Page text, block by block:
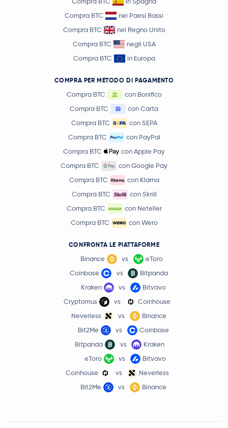
Compra BTC
nei Paesi Bassi
Compra BTC
nel Regno Unito
Compra BTC
negli USA
Compra BTC
in Europa
COMPRA PER METODO DI PAGAMENTO
Compra BTC
con Bonifico
Compra BTC
con Carta
Compra BTC
con SEPA
Compra BTC
con PayPal
Compra BTC
con Apple Pay
Compra BTC
con Google Pay
Compra BTC
con Klarna
Compra BTC
con Skrill
Compra BTC
con Neteller
Compra BTC
con Wero
CONFRONTA LE PIATTAFORME
Binance vs
eToro
Coinbase
vs
Bitpanda
Kraken
vs
Bitvavo
Cryptomus
vs
Coinhouse
Neverless
vs
Binance
Bit2Me
vs
Coinbase
Bitpanda
vs
Kraken
eToro
vs
Bitvavo
Coinhouse
vs
Neverless
Bit2Me
vs Binance